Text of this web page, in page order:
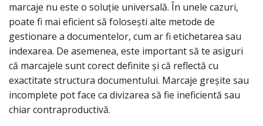
marcaje nu este o soluție universală. În unele cazuri,
poate fi mai eficient să folosești alte metode de
gestionare a documentelor, cum ar fi etichetarea sau
indexarea. De asemenea, este important să te asiguri
că marcajele sunt corect definite și că reflectă cu
exactitate structura documentului. Marcaje greșite sau
incomplete pot face ca divizarea să fie ineficientă sau
chiar contraproductivă.